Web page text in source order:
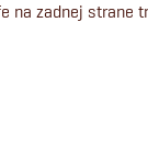
na zadnej strane